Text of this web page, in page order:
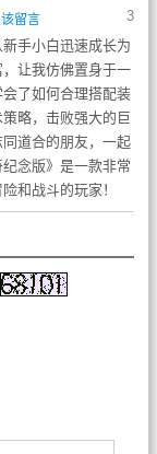
3
留言
手小白迅速成长为
让我仿佛置身于一
了如何合理搭配装
略，击败强大的巨
道合的朋友，一起
念版》是一款非常
和战斗的玩家！